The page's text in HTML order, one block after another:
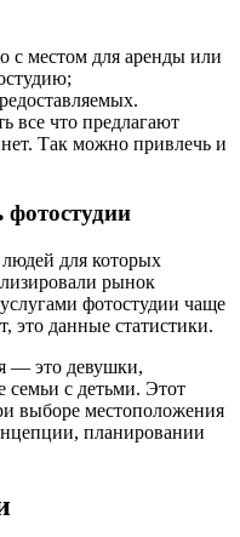
с местом для аренды или
все что предлагают
Так можно привлечь и
фотостудии
людей для которых
рынок
фотостудии чаще
это данные статистики.
— это девушки,
с детьми. Этот
выборе местоположения
планировании